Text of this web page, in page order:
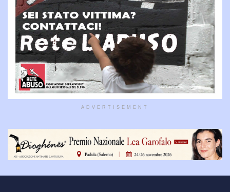
ADVERTISEMENT